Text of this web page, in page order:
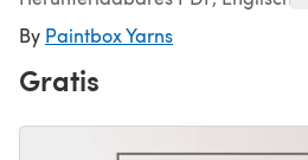
By Paintbox Yarns
Gratis